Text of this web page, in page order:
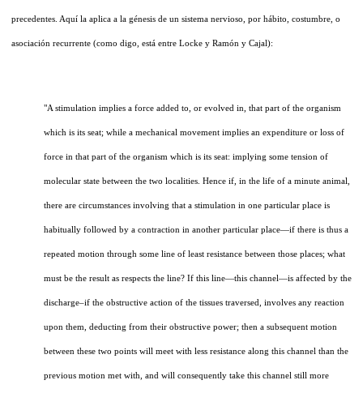
precedentes. Aquí la aplica a la génesis de un sistema nervioso, por hábito, costumbre, o
asociación recurrente (como digo, está entre Locke y Ramón y Cajal):
"A stimulation implies a force added to, or evolved in, that part of the organism
which is its seat; while a mechanical movement implies an expenditure or loss of
force in that part of the organism which is its seat: implying some tension of
molecular state between the two localities. Hence if, in the life of a minute animal,
there are circumstances involving that a stimulation in one particular place is
habitually followed by a contraction in another particular place—if there is thus a
repeated motion through some line of least resistance between those places; what
must be the result as respects the line? If this line—this channel—is affected by the
discharge–if the obstructive action of the tissues traversed, involves any reaction
upon them, deducting from their obstructive power; then a subsequent motion
between these two points will meet with less resistance along this channel than the
previous motion met with, and will consequently take this channel still more